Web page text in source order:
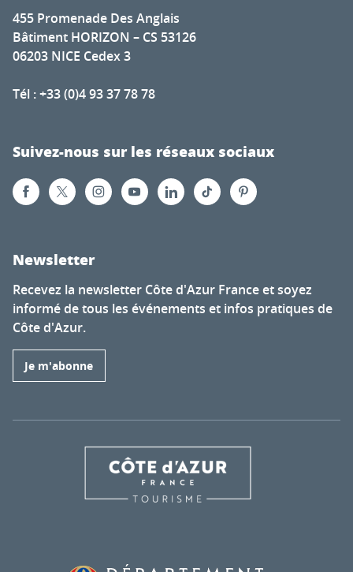
455 Promenade Des Anglais
Bâtiment HORIZON – CS 53126
06203 NICE Cedex 3
Tél : +33 (0)4 93 37 78 78
Suivez-nous sur les réseaux sociaux
Newsletter
Recevez la newsletter Côte d'Azur France et soyez
informé de tous les événements et infos pratiques de
Côte d'Azur.
Je m'abonne